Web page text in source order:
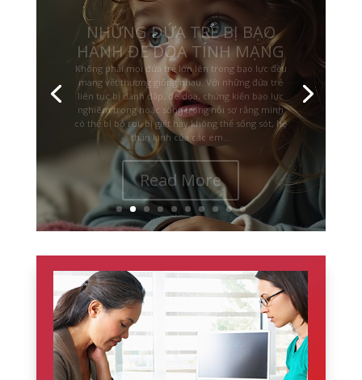
NHỮNG ĐỨA TRẺ BỊ BẠO
HÀNH ĐE DỌA TÍNH MẠNG
Không phải mọi đứa trẻ lớn lên trong bạo lực đều
mang vết thương giống nhau. Với những đứa trẻ
liên tục bị đánh đập, đe dọa, chứng kiến bạo lực
nghiêm trọng hoặc sống trong nỗi sợ rằng mình
có thể bị bỏ rơi, bị giết hay không thể sống sót, hệ
thần kinh của các em...
Read More